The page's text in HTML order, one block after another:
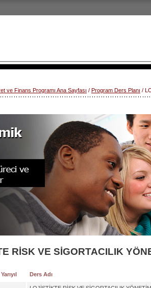
ve Finans Programı Ana Sayfası / Program Ders Planı /
RİSK VE SİGORTACILIK
Yarıyıl Ders Adı